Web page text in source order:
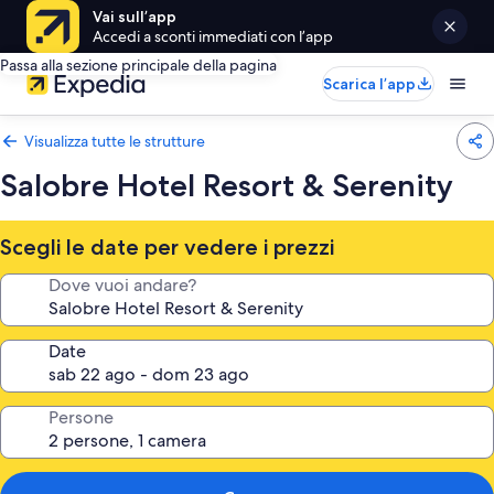
Vai sull’app
Accedi a sconti immediati con l’app
Passa alla sezione principale della pagina
Scarica l’app
Visualizza tutte le strutture
Salobre Hotel Resort & Serenity
Scegli le date per vedere i prezzi
Dove vuoi andare?
Date
Persone